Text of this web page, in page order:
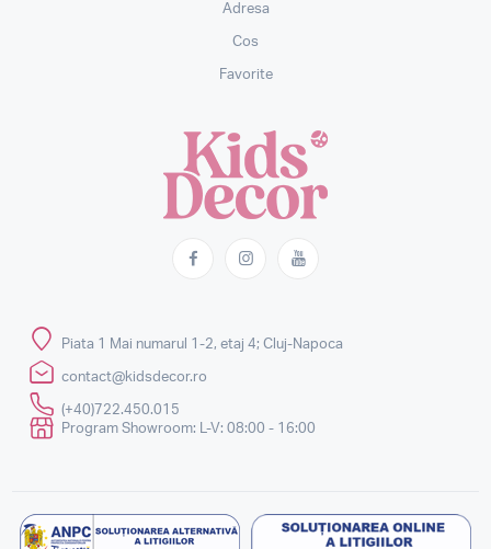
Adresa
Cos
Favorite
Piata 1 Mai numarul 1-2, etaj 4; Cluj-Napoca
contact@kidsdecor.ro
(+40)722.450.015
Program Showroom: L-V: 08:00 - 16:00